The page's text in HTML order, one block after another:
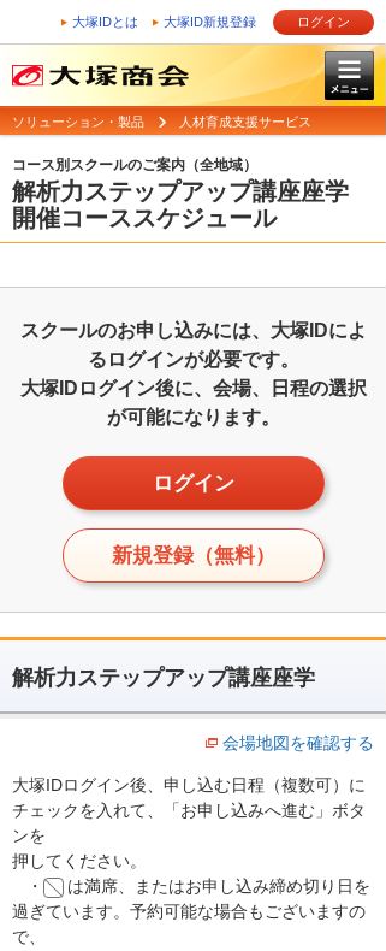
大塚IDとは 大塚ID新規登録 ログイン
ソリューション・製品 人材育成支援サービス
コース別スクールのご案内（全地域）
解析力ステップアップ講座座学
開催コーススケジュール
スクールのお申し込みには、大塚IDによ
るログインが必要です。
大塚IDログイン後に、会場、日程の選択
が可能になります。
ログイン
新規登録（無料）
解析力ステップアップ講座座学
会場地図を確認する
大塚IDログイン後、申し込む日程（複数可）に
チェックを入れて、「お申し込みへ進む」ボタ
ンを
押してください。
・
は満席、またはお申し込み締め切り日を
過ぎています。予約可能な場合もございますの
で、